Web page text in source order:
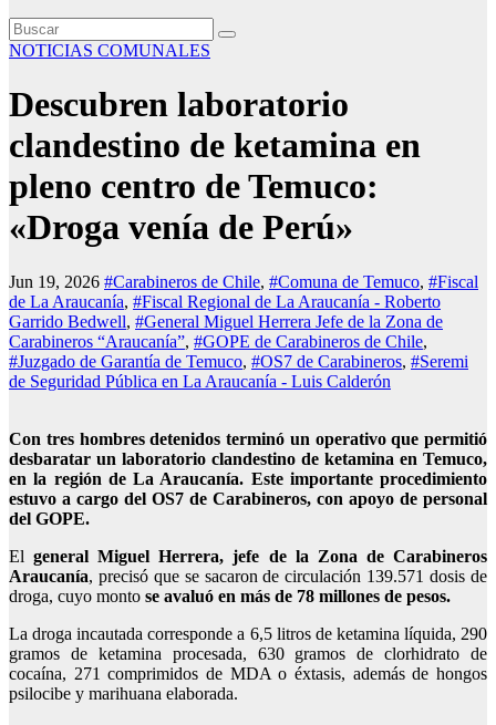
NOTICIAS COMUNALES
Descubren laboratorio
clandestino de ketamina en
pleno centro de Temuco:
«Droga venía de Perú»
Jun 19, 2026 #Carabineros de Chile, #Comuna de Temuco, #Fiscal
de La Araucanía, #Fiscal Regional de La Araucanía - Roberto
Garrido Bedwell, #General Miguel Herrera Jefe de la Zona de
Carabineros “Araucanía”, #GOPE de Carabineros de Chile,
#Juzgado de Garantía de Temuco, #OS7 de Carabineros, #Seremi
de Seguridad Pública en La Araucanía - Luis Calderón
Con tres hombres detenidos terminó un operativo que permitió
desbaratar un laboratorio clandestino de ketamina en Temuco,
en la región de La Araucanía. Este importante procedimiento
estuvo a cargo del OS7 de Carabineros, con apoyo de personal
del GOPE.
Elgeneral Miguel Herrera, jefe de la Zona de Carabineros
Araucanía, precisó que se sacaron de circulación 139.571 dosis de
droga, cuyo monto se avaluó en más de 78 millones de pesos.
La droga incautada corresponde a 6,5 litros de ketamina líquida, 290
gramos de ketamina procesada, 630 gramos de clorhidrato de
cocaína, 271 comprimidos de MDA o éxtasis, además de hongos
psilocibe y marihuana elaborada.